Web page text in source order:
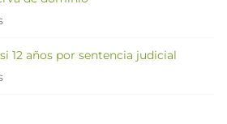
12 años por sentencia judicial